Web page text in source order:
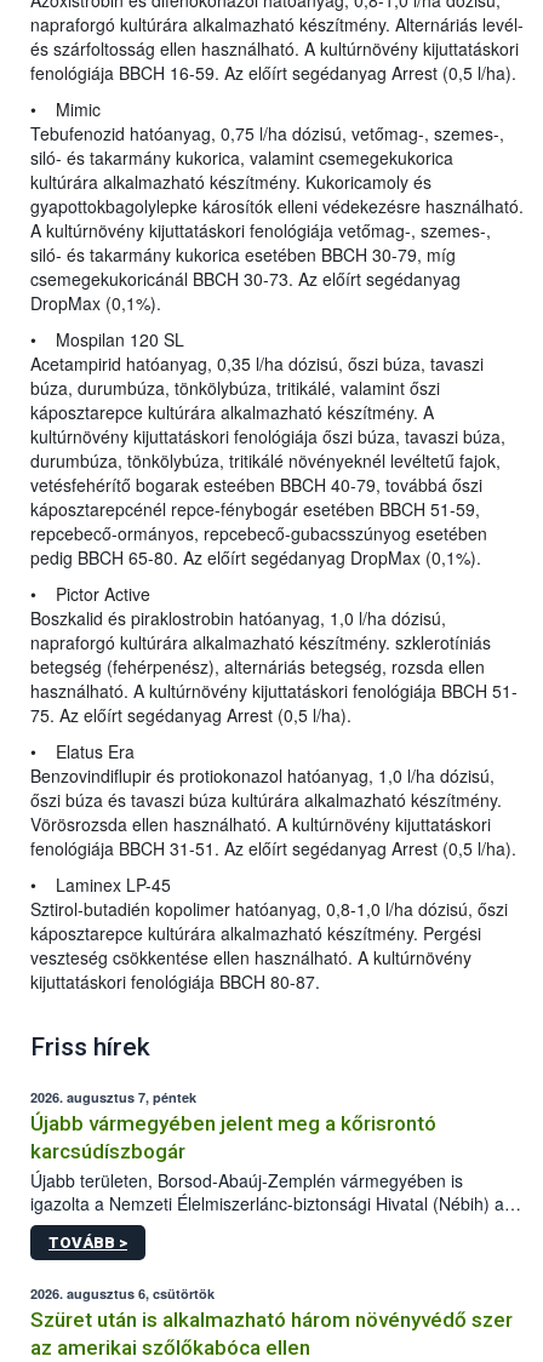
napraforgó kultúrára alkalmazható készítmény. Alternáriás levél-
és szárfoltosság ellen használható. A kultúrnövény kijuttatáskori
fenológiája BBCH 16-59. Az előírt segédanyag Arrest (0,5 l/ha).
• Mimic
Tebufenozid hatóanyag, 0,75 l/ha dózisú, vetőmag-, szemes-,
siló- és takarmány kukorica, valamint csemegekukorica
kultúrára alkalmazható készítmény. Kukoricamoly és
gyapottokbagolylepke károsítók elleni védekezésre használható.
A kultúrnövény kijuttatáskori fenológiája vetőmag-, szemes-,
siló- és takarmány kukorica esetében BBCH 30-79, míg
csemegekukoricánál BBCH 30-73. Az előírt segédanyag
DropMax (0,1%).
• Mospilan 120 SL
Acetampirid hatóanyag, 0,35 l/ha dózisú, őszi búza, tavaszi
búza, durumbúza, tönkölybúza, tritikálé, valamint őszi
káposztarepce kultúrára alkalmazható készítmény. A
kultúrnövény kijuttatáskori fenológiája őszi búza, tavaszi búza,
durumbúza, tönkölybúza, tritikálé növényeknél levéltetű fajok,
vetésfehérítő bogarak esteében BBCH 40-79, továbbá őszi
káposztarepcénél repce-fénybogár esetében BBCH 51-59,
repcebecő-ormányos, repcebecő-gubacsszúnyog esetében
pedig BBCH 65-80. Az előírt segédanyag DropMax (0,1%).
• Pictor Active
Boszkalid és piraklostrobin hatóanyag, 1,0 l/ha dózisú,
napraforgó kultúrára alkalmazható készítmény. szklerotíniás
betegség (fehérpenész), alternáriás betegség, rozsda ellen
használható. A kultúrnövény kijuttatáskori fenológiája BBCH 51-
75. Az előírt segédanyag Arrest (0,5 l/ha).
• Elatus Era
Benzovindiflupir és protiokonazol hatóanyag, 1,0 l/ha dózisú,
őszi búza és tavaszi búza kultúrára alkalmazható készítmény.
Vörösrozsda ellen használható. A kultúrnövény kijuttatáskori
fenológiája BBCH 31-51. Az előírt segédanyag Arrest (0,5 l/ha).
• Laminex LP-45
Sztirol-butadién kopolimer hatóanyag, 0,8-1,0 l/ha dózisú, őszi
káposztarepce kultúrára alkalmazható készítmény. Pergési
veszteség csökkentése ellen használható. A kultúrnövény
kijuttatáskori fenológiája BBCH 80-87.
Friss hírek
2026. augusztus 7, péntek
Újabb vármegyében jelent meg a kőrisrontó
karcsúdíszbogár
Újabb területen, Borsod-Abaúj-Zemplén vármegyében is
igazolta a Nemzeti Élelmiszerlánc-biztonsági Hivatal (Nébih) a
kőrisrontó karcsúdíszbogár (Agrilus planipennis) jelenlétét. A
kártevőt nem csak színcsapdában találták meg, de már fertőzött
az intenzív felderítést, emellett az intézkedéseket a szlovák
hatósággal is összehangolják a terjedés megállítása érdekében.
TOVÁBB >
2026. augusztus 6, csütörtök
Szüret után is alkalmazható három növényvédő szer
az amerikai szőlőkabóca ellen